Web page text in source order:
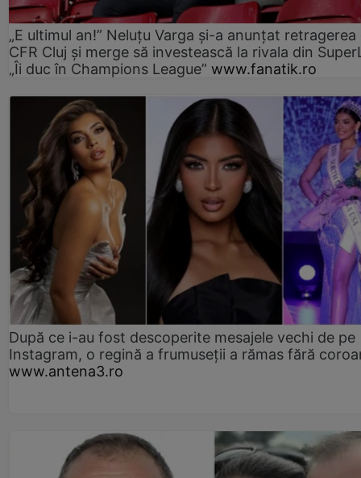
„E ultimul an!” Neluțu Varga și-a anunțat retragerea
CFR Cluj și merge să investească la rivala din
„Îi duc în Champions League” www.fanatik.ro
După ce i-au fost descoperite mesajele vechi de pe
Instagram, o regină a frumuseții a rămas fără
www.antena3.ro